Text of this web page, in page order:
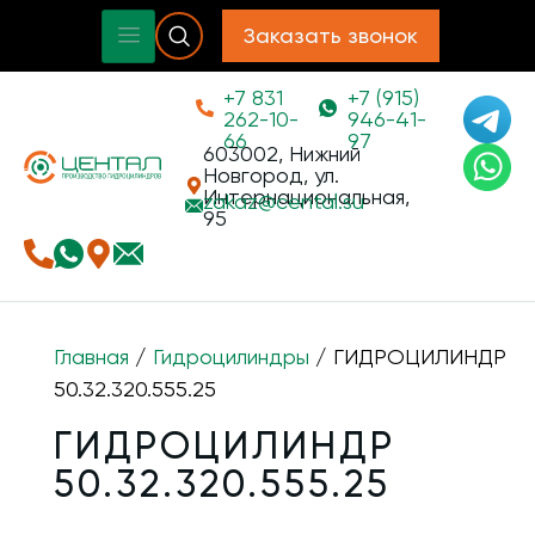
Заказать звонок
+7 831
262-10-
66
+7 (915)
946-41-
97
603002, Нижний
Новгород, ул.
Интернациональная,
95
zakaz@cental.su
Главная / Гидроцилиндры / ГИДРОЦИЛИНДР
50.32.320.555.25
ГИДРОЦИЛИНДР
50.32.320.555.25